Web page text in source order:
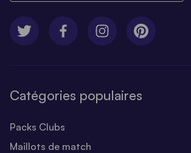
Catégories populaires
Packs Clubs
Maillots de match